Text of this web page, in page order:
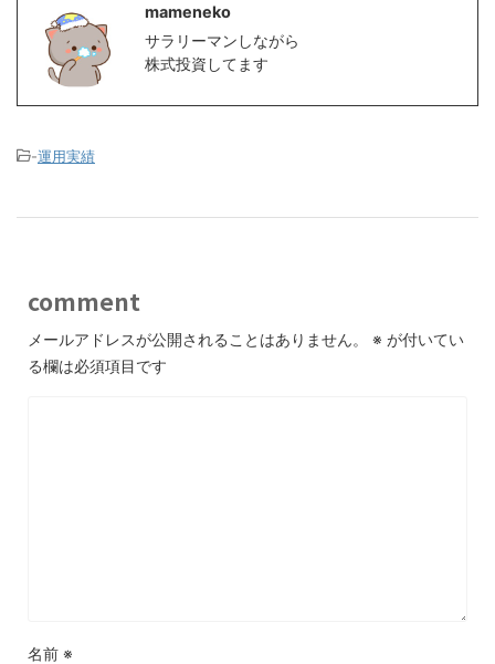
mameneko
サラリーマンしながら
株式投資してます
-運用実績
comment
メールアドレスが公開されることはありません。 ※ が付いてい
る欄は必須項目です
名前 ※